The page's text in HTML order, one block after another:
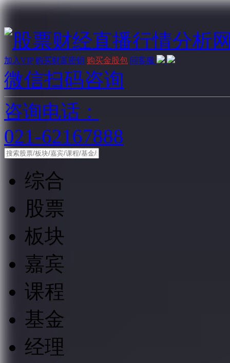
加入VIP 购买财富密钥 购买金股包 问客服
微信扫码咨询
咨询电话：
021-62167888
综合
股票
板块
嘉宾
课程
基金
经理